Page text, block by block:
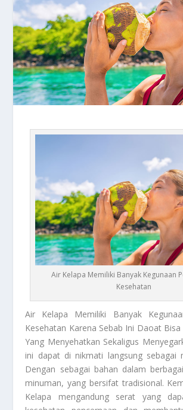
Air Kelapa Memiliki Banyak Kegunaan
Kesehatan
Air Kelapa Memiliki Banyak
Kesehatan Karena Sebab Ini Daoat
Yang Menyehatkan Sekaligus
ini dapat di nikmati langsung sebagai
Dengan sebagai bahan dalam
minuman, yang bersifat tradisional.
Kelapa mengandung serat yang